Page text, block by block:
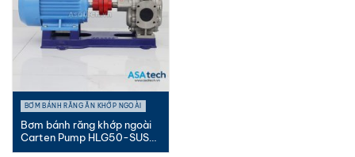
BƠM BÁNH RĂNG ĂN KHỚP NGOÀI
Bơm bánh răng khớp ngoài
Carten Pump HLG50-SUS-
MC ...